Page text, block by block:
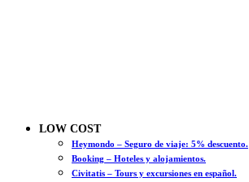
LOW COST
Heymondo – Seguro de viaje: 5% descuento.
Booking – Hoteles y alojamientos.
Civitatis – Tours y excursiones en español.